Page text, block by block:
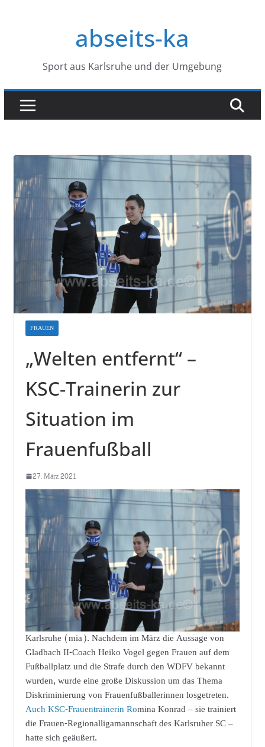
abseits-ka
Sport aus Karlsruhe und der Umgebung
FRAUEN
„Welten entfernt“ –
KSC-Trainerin zur
Situation im
Frauenfußball
27. März 2021
Karlsruhe (mia). Nachdem im März die Aussage von
Gladbach II-Coach Heiko Vogel gegen Frauen auf dem
Fußballplatz und die Strafe durch den WDFV bekannt
wurden, wurde eine große Diskussion um das Thema
Diskriminierung von Frauenfußballerinnen losgetreten.
Auch KSC-Frauentrainerin Romina Konrad – sie trainiert
die Frauen-Regionalligamannschaft des Karlsruher SC –
hatte sich geäußert.